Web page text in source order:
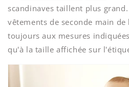
scandinaves taillent plus
vêtements de seconde main
toujours aux mesures
qu'à la taille affichée sur